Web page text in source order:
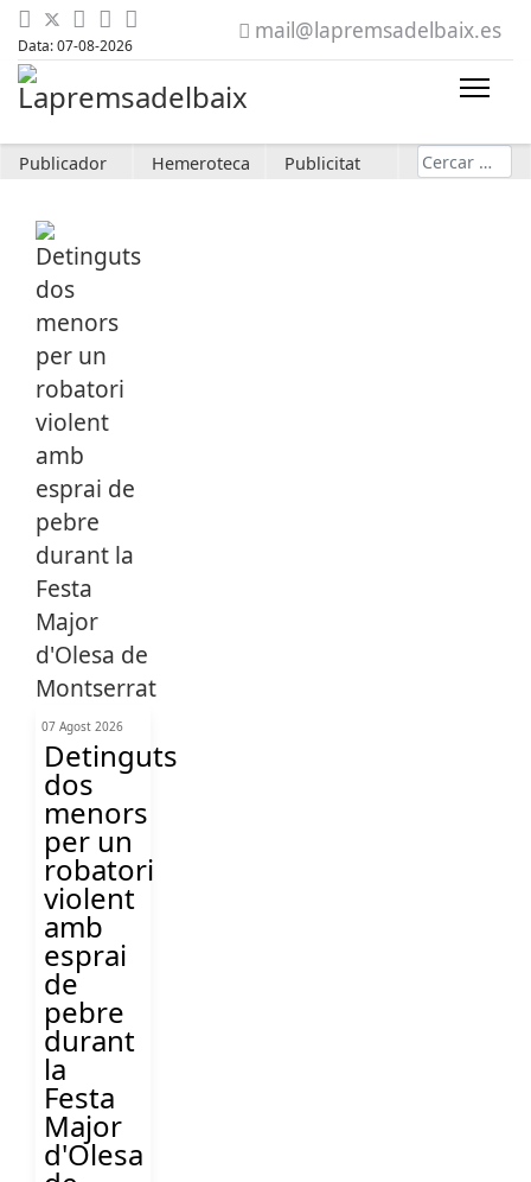
Data: 07-08-2026
mail@lapremsadelbaix.es
Publicador Hemeroteca Publicitat Cerca
07 Agost 2026
Detinguts
dos
menors
per un
robatori
violent
amb
esprai
de
pebre
durant
la
Festa
Major
d'Olesa